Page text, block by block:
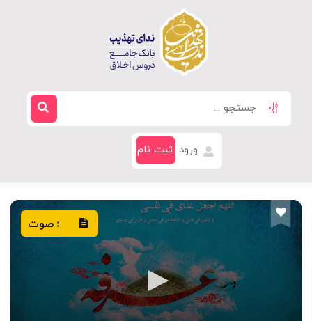
ورود ثبت نام
: صوت